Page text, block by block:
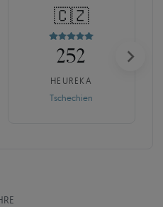
🇨🇿
252
HEUREKA
Tschechien